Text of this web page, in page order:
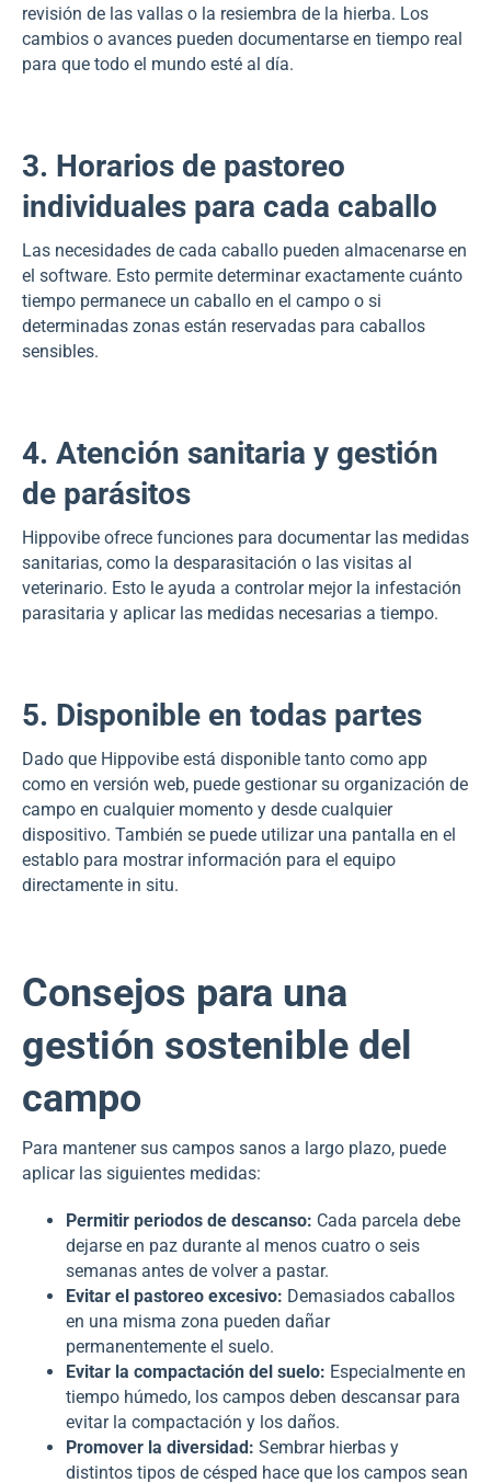
revisión de las vallas o la resiembra de la hierba. Los
cambios o avances pueden documentarse en tiempo real
para que todo el mundo esté al día.
3. Horarios de pastoreo
individuales para cada caballo
Las necesidades de cada caballo pueden almacenarse en
el software. Esto permite determinar exactamente cuánto
tiempo permanece un caballo en el campo o si
determinadas zonas están reservadas para caballos
sensibles.
4. Atención sanitaria y gestión
de parásitos
Hippovibe ofrece funciones para documentar las medidas
sanitarias, como la desparasitación o las visitas al
veterinario. Esto le ayuda a controlar mejor la infestación
parasitaria y aplicar las medidas necesarias a tiempo.
5. Disponible en todas partes
Dado que Hippovibe está disponible tanto como app
como en versión web, puede gestionar su organización de
campo en cualquier momento y desde cualquier
dispositivo. También se puede utilizar una pantalla en el
establo para mostrar información para el equipo
directamente in situ.
Consejos para una
gestión sostenible del
campo
Para mantener sus campos sanos a largo plazo, puede
aplicar las siguientes medidas:
Permitir periodos de descanso: Cada parcela debe
dejarse en paz durante al menos cuatro o seis
semanas antes de volver a pastar.
Evitar el pastoreo excesivo: Demasiados caballos
en una misma zona pueden dañar
permanentemente el suelo.
Evitar la compactación del suelo: Especialmente en
tiempo húmedo, los campos deben descansar para
evitar la compactación y los daños.
Promover la diversidad: Sembrar hierbas y
distintos tipos de césped hace que los campos sean